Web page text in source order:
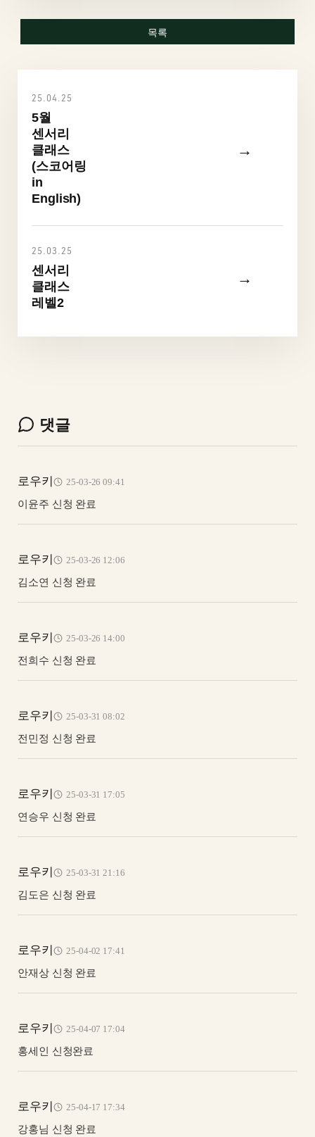
목록
25.04.25
5월
센서리
클래스
(스코어링
in
English)
→
25.03.25
센서리
클래스
레벨2
→
댓글
로우키 25-03-26 09:41
이윤주 신청 완료
로우키 25-03-26 12:06
김소연 신청 완료
로우키 25-03-26 14:00
전희수 신청 완료
로우키 25-03-31 08:02
전민정 신청 완료
로우키 25-03-31 17:05
연승우 신청 완료
로우키 25-03-31 21:16
김도은 신청 완료
로우키 25-04-02 17:41
안재상 신청 완료
로우키 25-04-07 17:04
홍세인 신청완료
로우키 25-04-17 17:34
강홍님 신청 완료